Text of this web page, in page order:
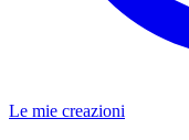
Le mie creazioni